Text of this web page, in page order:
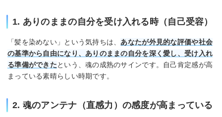
1. ありのままの自分を受け入れる時（自己受容）
「髪を染めない」という気持ちは、 あなたが外見的な評価や社会
の基準から自由になり、ありのままの自分を深く愛し、受け入れ
る準備ができたという、魂の成熟のサインです。自己肯定感が高
まっている素晴らしい時期です。
2. 魂のアンテナ（直感力）の感度が高まっている